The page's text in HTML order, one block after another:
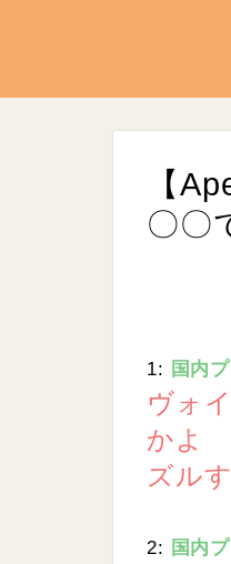
【
〇〇
1: 国内
ヴォ
かよ
ズル
2: 国内